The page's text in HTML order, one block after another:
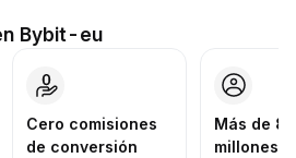
Bybit-eu
Cero comisiones
de conversión
Más de 86
millones